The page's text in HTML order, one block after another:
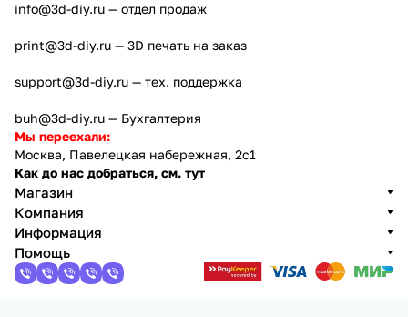
info@3d-diy.ru — отдел продаж
print@3d-diy.ru — 3D печать на заказ
support@3d-diy.ru — тех. поддержка
buh@3d-diy.ru — Бухгалтерия
Мы переехали:
Москва, Павелецкая набережная, 2с1
Как до нас добраться, см. тут
Магазин
Компания
Информация
Помощь